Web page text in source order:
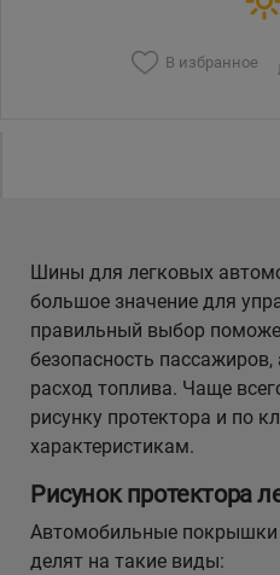
В избранное
Шины для легковых
большое значение для
правильный выбор
безопасность
расход топлива. Чаще
рисунку протектора и по
характеристикам.
Рисунок протектора
Автомобильные покрышки
делят на такие виды: